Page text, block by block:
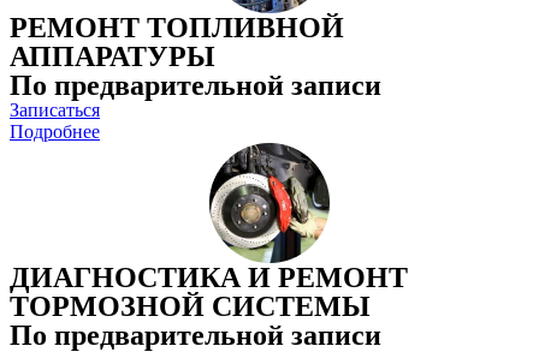
РЕМОНТ ТОПЛИВНОЙ
АППАРАТУРЫ
По предварительной записи
Записаться
Подробнее
ДИАГНОСТИКА И РЕМОНТ
ТОРМОЗНОЙ СИСТЕМЫ
По предварительной записи